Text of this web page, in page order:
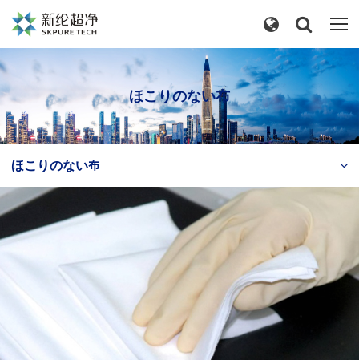
ほこりのない布
ほこりのない布